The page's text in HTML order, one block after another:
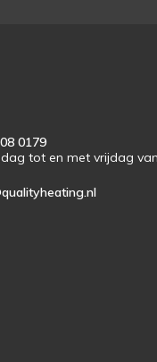
0179
tot en met vrijdag